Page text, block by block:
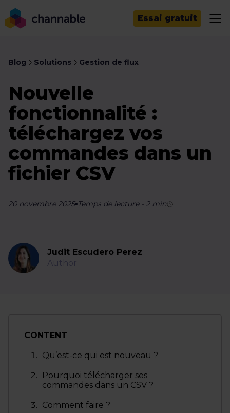
Essai gratuit
Blog Solutions Gestion de flux
Nouvelle
fonctionnalité :
téléchargez vos
commandes dans un
fichier CSV
20 novembre 2025 Temps de lecture- 2min
Judit Escudero Perez
Author
CONTENT
Qu’est-ce qui est nouveau ?
Pourquoi télécharger ses
commandes dans un CSV ?
Comment faire ?